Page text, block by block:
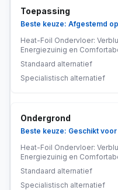
Toepassing
Beste keuze: Afgestemd
Heat-Foil Ondervloer:
Energiezuinig en
Standaard alternatief
Specialistisch alternatief
Ondergrond
Beste keuze: Geschikt
Heat-Foil Ondervloer:
Energiezuinig en
Standaard alternatief
Specialistisch alternatief